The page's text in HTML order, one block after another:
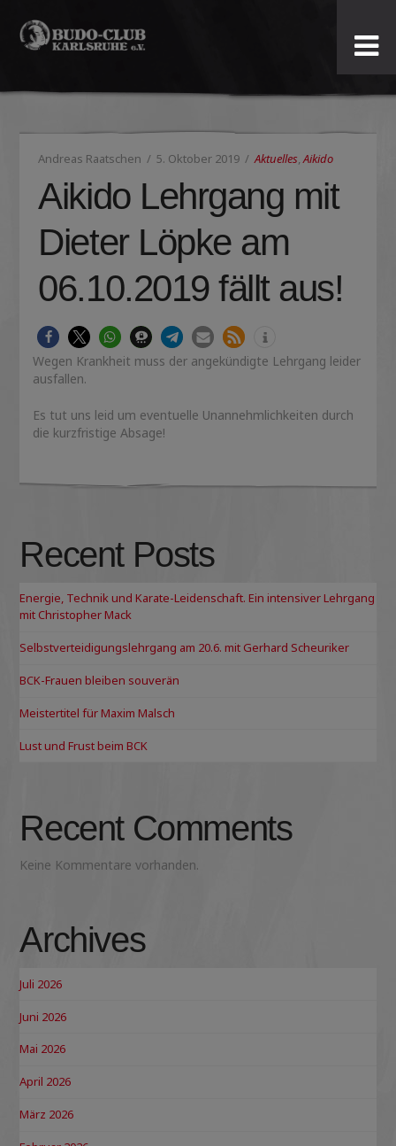
Budo-
Club
Karlsruhe
e.V.
Andreas Raatschen 5. Oktober 2019 Aktuelles,Aikido
Aikido Lehrgang mit
Dieter Löpke am
06.10.2019 fällt aus!
Wegen Krankheit muss der angekündigte Lehrgang leider
ausfallen.
Es tut uns leid um eventuelle Unannehmlichkeiten durch
die kurzfristige Absage!
Recent Posts
Energie, Technik und Karate-Leidenschaft. Ein intensiver Lehrgang
mit Christopher Mack
Selbstverteidigungslehrgang am 20.6. mit Gerhard Scheuriker
BCK-Frauen bleiben souverän
Meistertitel für Maxim Malsch
Lust und Frust beim BCK
Recent Comments
Keine Kommentare vorhanden.
Archives
Juli 2026
Juni 2026
Mai 2026
April 2026
März 2026